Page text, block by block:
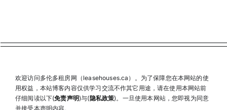
欢迎访问多伦多租房网（leasehouses.ca）。为了保障您在本网站的使
用权益，本站博客内容仅供学习交流不作其它用途，请在使用本网站前
仔细阅读以下(免责声明)与(隐私政策)。一旦使用本网站，您即视为同意
并接受本声明内容。